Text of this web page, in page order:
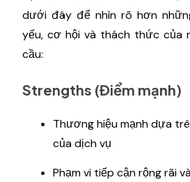
dưới đây để nhìn rõ hơn
yếu, cơ hội và thách thức của
cầu:
Strengths (Điểm mạnh)
Thương hiệu mạnh dựa
của dịch vụ
Phạm vi tiếp cận rộng rãi